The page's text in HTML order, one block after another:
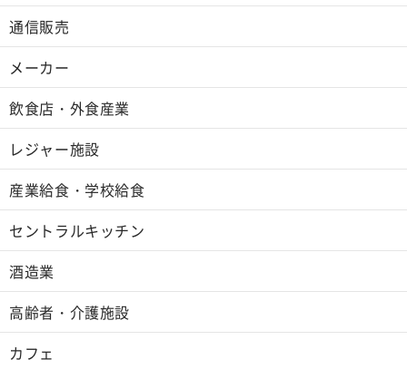
通信販売
メーカー
飲食店・外食産業
レジャー施設
産業給食・学校給食
セントラルキッチン
酒造業
高齢者・介護施設
カフェ